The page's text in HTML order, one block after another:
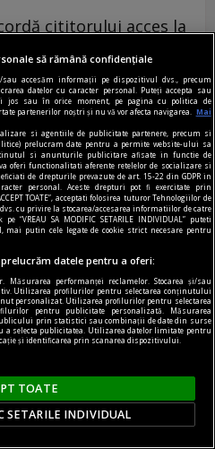
cititorului acces la
a acesteia.
tabloul social în
conexiunile dintre
să rămână confidențiale
sau accesăm informații pe dispozitivul dvs., precum
datelor cu caracter personal. Puteți accepta sau
jos sau în orice moment, pe pagina cu politica de
partenerilor noștri și nu vă vor afecta navigarea.
Mai
si agentiile de publicitate partenere, precum si
prelucram date pentru a permite website-ului sa
si anunturile publicitare afisate in functie de
oferi functionalitati aferente retelelor de socializare si
de drepturile prevazute de art. 15-22 din GDPR in
personal. Aceste drepturi pot fi exercitate prin
TOATE”, acceptati folosirea tuturor Tehnologiilor de
cu privire la stocarea/accesarea informatiilor de catre
“VREAU SA MODIFIC SETARILE INDIVIDUAL” puteti
putin cele legate de cookie strict necesare pentru
datele pentru a oferi:
Măsurarea performanței reclamelor. Stocarea și/sau
Utilizarea profilurilor pentru selectarea conținutului
personalizat. Utilizarea profilurilor pentru selectarea
pentru publicitate personalizată. Măsurarea
prin statistici sau combinații de date din surse
a selecta publicitatea. Utilizarea datelor limitate pentru
și identificarea prin scanarea dispozitivului.
TOATE
SETARILE INDIVIDUAL